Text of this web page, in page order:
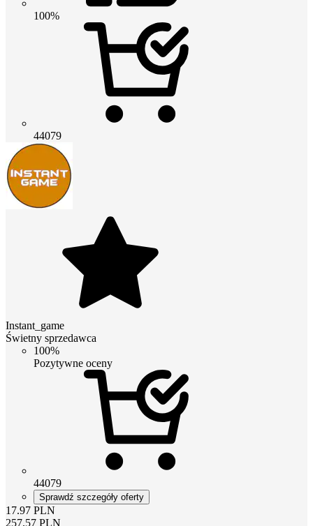
100%
44079
Instant_game
Świetny sprzedawca
100%
Pozytywne oceny
44079
Sprawdź szczegóły oferty
17.97 PLN
257.57 PLN